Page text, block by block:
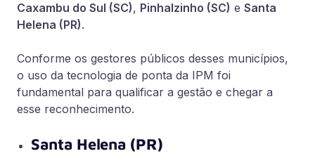
Caxambu do Sul (SC), Pinhalzinho (SC) e Santa
Helena (PR).
Conforme os gestores públicos desses municípios,
o uso da tecnologia de ponta da IPM foi
fundamental para qualificar a gestão e chegar a
esse reconhecimento.
Santa Helena (PR)